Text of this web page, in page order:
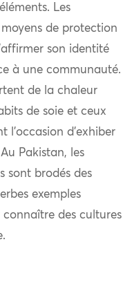
Les
de protection
son identité
à une communauté.
de la chaleur
de soie et ceux
l’occasion d’exhiber
Pakistan, les
sont brodés des
exemples
des cultures